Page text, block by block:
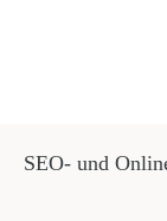
SEO- und